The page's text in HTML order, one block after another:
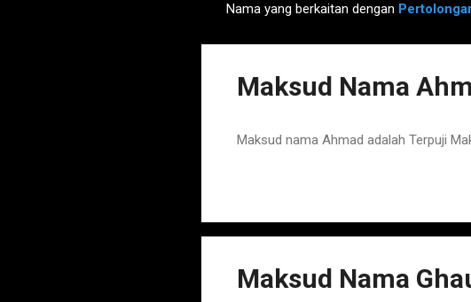
o
Nama yang berkaitan dengan
Maksud Nama
Maksud nama Ahmad adalah Terpuji
Maksud Nama